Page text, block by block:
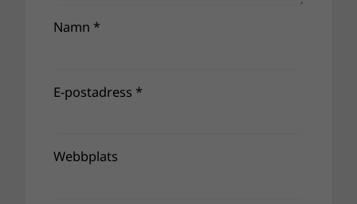
Namn *
E-postadress *
Webbplats